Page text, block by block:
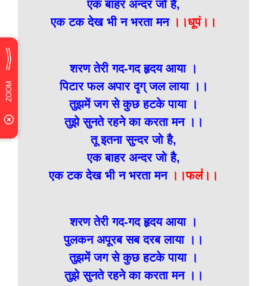
एक बाहर अन्दर जो है,
एक टक देख भी न भरता मन ।।धूपं।।
शरण तेरी गद-गद हृदय आया ।
पिटार फल अपार दृग् जल लाया ।।
तुझमें जग से कुछ हटके पाया ।
तुझे सुनते रहने का करता मन ।।
तू इतना सुन्दर जो है,
एक बाहर अन्दर जो है,
एक टक देख भी न भरता मन।।फल॑।।
शरण तेरी गद-गद हृदय आया ।
पुलकन अपूरब सब दरब लाया ।।
तुझमें जग से कुछ हटके पाया ।
तुझे सुनते रहने का करता मन ।।